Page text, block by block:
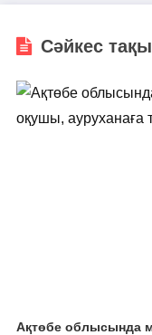
Сәйкес
Ақтөбе облысында